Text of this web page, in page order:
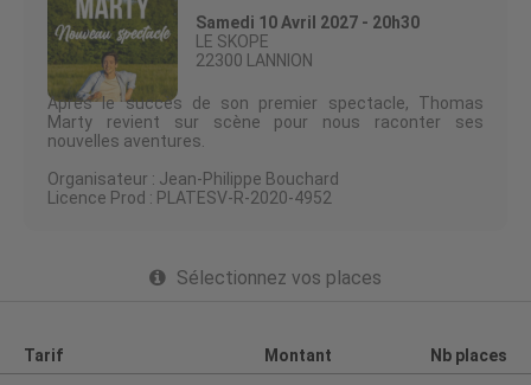
Samedi 10 Avril 2027 - 20h30
LE SKOPE
22300 LANNION
Après le succès de son premier spectacle, Thomas
Marty revient sur scène pour nous raconter ses
nouvelles aventures.
Organisateur : Jean-Philippe Bouchard
Licence Prod : PLATESV-R-2020-4952
Sélectionnez vos places
Tarif Montant Nb places